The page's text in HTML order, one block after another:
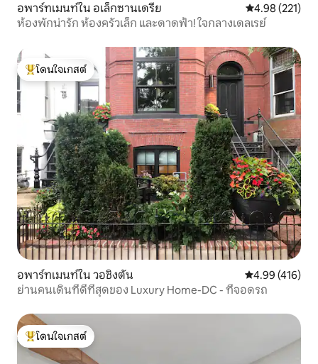
อพาร์ทเมนท์ใน อเล็กซานเดรีย คะแนนเฉลี่ย
4.98 (221)
ห้องพักน่ารัก ห้องครัวเล็ก และดาดฟ้า! ใจกลางเดลเรย์
โดนใจเกสต์ที่สุด
โดนใจเกสต์
อพาร์ทเมนท์ใน วอชิงตัน คะแนนเฉลี่ย
4.99 (416)
ย่านคนเดินที่ดีที่สุดของ Luxury Home-DC - ที่จอดรถ
โดนใจเกสต์ที่สุด
โดนใจเกสต์